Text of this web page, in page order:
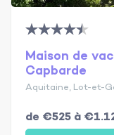
Maison de
Capbarde
Aquitaine, Lot-et-
de €525 à